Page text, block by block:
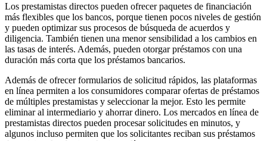
Los prestamistas directos pueden ofrecer paquetes de financiación
más flexibles que los bancos, porque tienen pocos niveles de gestión
y pueden optimizar sus procesos de búsqueda de acuerdos y
diligencia. También tienen una menor sensibilidad a los cambios en
las tasas de interés. Además, pueden otorgar préstamos con una
duración más corta que los préstamos bancarios.
Además de ofrecer formularios de solicitud rápidos, las plataformas
en línea permiten a los consumidores comparar ofertas de préstamos
de múltiples prestamistas y seleccionar la mejor. Esto les permite
eliminar al intermediario y ahorrar dinero. Los mercados en línea de
prestamistas directos pueden procesar solicitudes en minutos, y
algunos incluso permiten que los solicitantes reciban sus préstamos